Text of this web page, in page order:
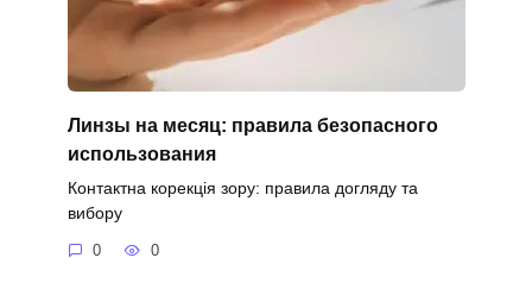
Линзы на месяц: правила безопасного
использования
Контактна корекція зору: правила догляду та
вибору
0 0